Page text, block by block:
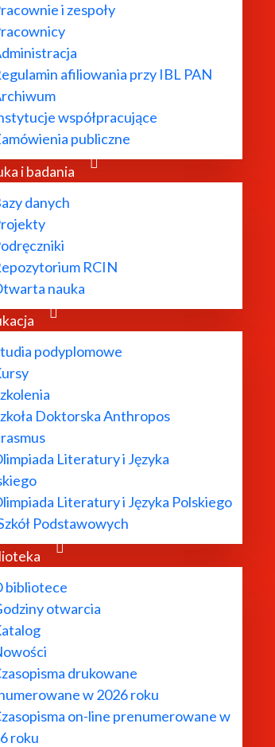
i zespoły
afiliowania przy IBL PAN
współpracujące
publiczne
i badania
danych
RCIN
nauka
podyplomowe
Doktorska Anthropos
Literatury i Języka
Literatury i Języka Polskiego
Podstawowych
bibliotece
otwarcia
drukowane
w 2026 roku
on-line prenumerowane w
roku
i